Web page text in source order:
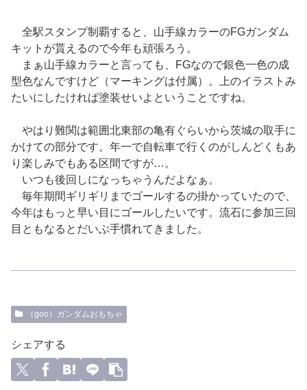
全駅スタンプ制覇すると、山手線カラーのFGガンダム
キットが貰えるので今年も頑張ろう。
まぁ山手線カラーと言っても、FGなので銀色一色の成
型色なんですけど（マーキングは付属）。上のイラストみ
たいにしたければ塗装せいよということですね。
やはり難関は範囲北東部の亀有ぐらいから茨城の取手に
かけての部分です。年一で自転車で行くのがしんどくもあ
り楽しみでもある区間ですが…。
いつも後回しになっちゃうんだよなぁ。
毎年期間ギリギリまでゴールするの掛かっていたので、
今年はもっと早い目にゴールしたいです。流石に参加三回
目ともなるとだいぶ手慣れてきました。
（goo）ガンダムおもちゃ
シェアする